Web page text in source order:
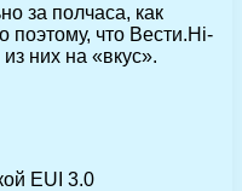
за полчаса, как
поэтому, что Вести.Hi-
них на «вкус».
EUI 3.0